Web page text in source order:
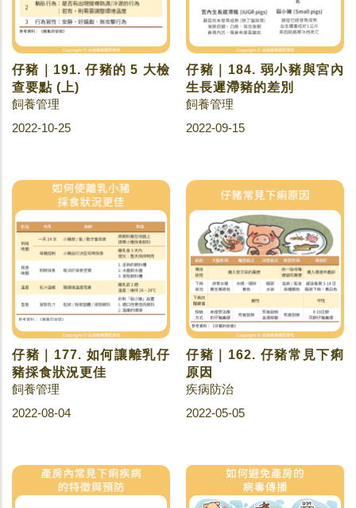
仔豬｜191. 仔豬的 5 大檢
查要點 (上)
飼養管理
2022-10-25
仔豬｜184. 弱小豬與宮內
生長遲滯豬的差別
飼養管理
2022-09-15
仔豬｜177. 如何讓離乳仔
豬採食狀況更佳
飼養管理
2022-08-04
仔豬｜162. 仔豬常見下痢
原因
疾病防治
2022-05-05